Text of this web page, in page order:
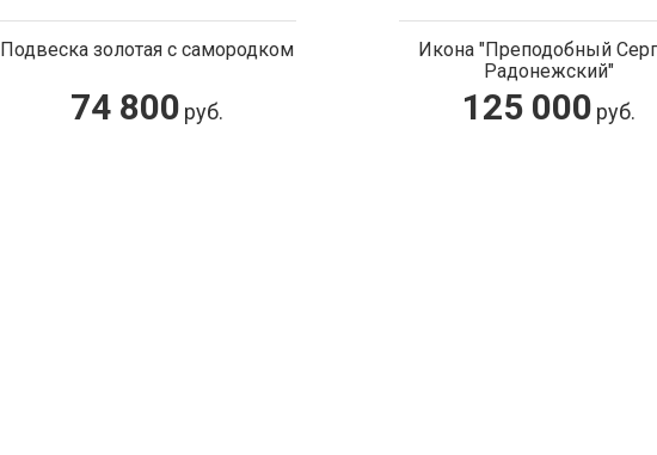
Подвеска золотая с самородком
74 800 руб.
Икона "Преподобный
Радонежский"
125 000 руб.